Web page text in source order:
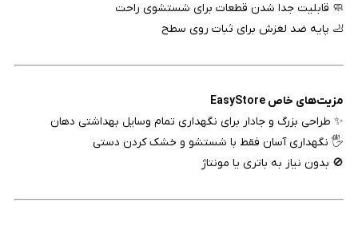
🧼 قابلیت جدا شدن قطعات برای شستشوی راحت
🦶 پایه ضد لغزش برای ثبات روی سطح
مزیت‌های خاص EasyStore
✨ طراحی بزرگ و جادار برای نگهداری تمام وسایل بهداشتی دهان
🖐️ نگهداری آسان فقط با شستشو و خشک کردن دستی
🚫 بدون نیاز به باتری یا مونتاژ